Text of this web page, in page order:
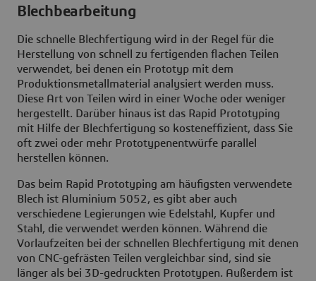
Blechbearbeitung
Die schnelle Blechfertigung wird in der Regel für die
Herstellung von schnell zu fertigenden flachen Teilen
verwendet, bei denen ein Prototyp mit dem
Produktionsmetallmaterial analysiert werden muss.
Diese Art von Teilen wird in einer Woche oder weniger
hergestellt. Darüber hinaus ist das Rapid Prototyping
mit Hilfe der Blechfertigung so kosteneffizient, dass Sie
oft zwei oder mehr Prototypenentwürfe parallel
herstellen können.
Das beim Rapid Prototyping am häufigsten verwendete
Blech ist Aluminium 5052, es gibt aber auch
verschiedene Legierungen wie Edelstahl, Kupfer und
Stahl, die verwendet werden können. Während die
Vorlaufzeiten bei der schnellen Blechfertigung mit denen
von CNC-gefrästen Teilen vergleichbar sind, sind sie
länger als bei 3D-gedruckten Prototypen. Außerdem ist